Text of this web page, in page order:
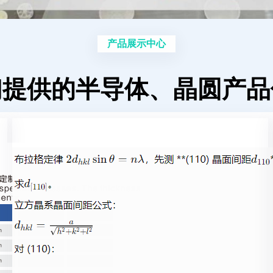
产品展示中心
供的半导体、晶圆产